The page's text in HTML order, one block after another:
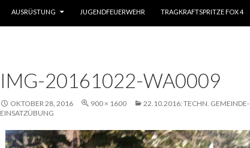
AUSRÜSTUNG JUGENDFEUERWEHR TRAGKRAFTSPRITZE FOX 4
IMG-20161022-WA0009
OKTOBER 28, 2016 900 × 1600
22.10.2016: TECHN. GEMEINDE-
EINSATZÜBUNG